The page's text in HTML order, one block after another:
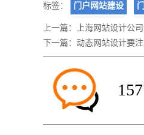
标签： 门户网站建设
上一篇：
上海网站设计公
下一篇： 动态网站设计要